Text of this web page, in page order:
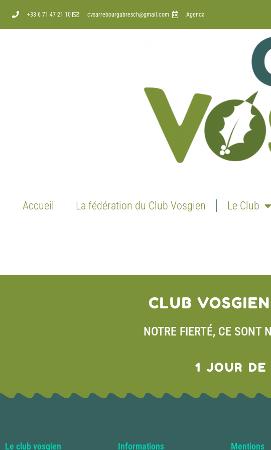
+33 6 71 47 21 10 cvsarrebourgabresch@gmail.com Agenda
Accueil La fédération du Club Vosgien Le Club
CLUB
NOTRE FIERTÉ, CE SONT
1 JOUR
Le club vosgien Informations Mentions